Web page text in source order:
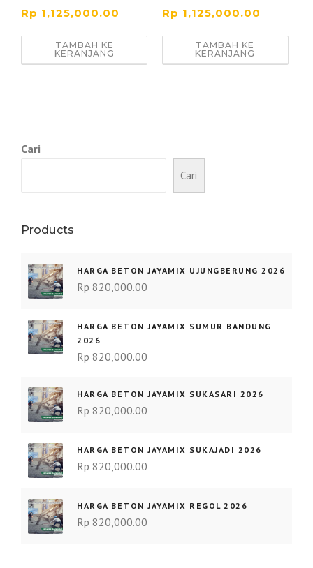
Rp 1,125,000.00
TAMBAH KE
KERANJANG
Rp 1,125,000.00
TAMBAH KE
KERANJANG
Cari
Cari
Products
HARGA BETON JAYAMIX UJUNGBERUNG 2026
Rp 820,000.00
HARGA BETON JAYAMIX SUMUR BANDUNG
2026
Rp 820,000.00
HARGA BETON JAYAMIX SUKASARI 2026
Rp 820,000.00
HARGA BETON JAYAMIX SUKAJADI 2026
Rp 820,000.00
HARGA BETON JAYAMIX REGOL 2026
Rp 820,000.00